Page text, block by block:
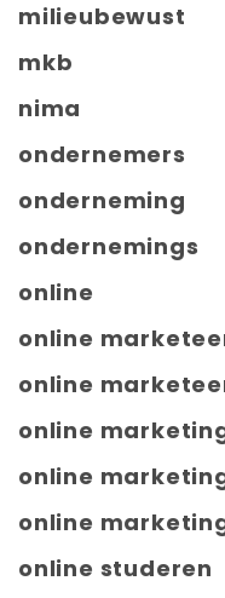
milieubewust
mkb
nima
ondernemers
onderneming
ondernemings
online
online
online
online
online
online
online studeren